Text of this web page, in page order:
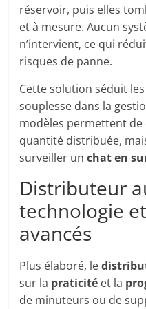
réservoir, puis elles
et à mesure. Aucun
n’intervient, ce qui
risques de panne.
Cette solution séduit
souplesse dans la
modèles permettent
quantité distribuée,
surveiller unchat en
Distributeur
technologie
avancés
Plus élaboré, le
sur la praticité et la
de minuteurs ou de